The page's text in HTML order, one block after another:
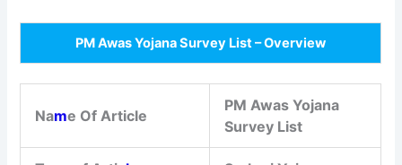
PM Awas Yojana Survey List – Overview
Name Of Article
PM Awas Yojana
Survey List